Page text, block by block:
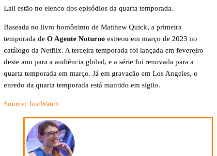
Lail estão no elenco dos episódios da quarta temporada.
Baseada no livro homônimo de Matthew Quick, a primeira
temporada de O Agente Noturno estreou em março de 2023 no
catálogo da Netflix. A terceira temporada foi lançada em fevereiro
deste ano para a audiência global, e a série foi renovada para a
quarta temporada em março. Já em gravação em Los Angeles, o
enredo da quarta temporada está mantido em sigilo.
Source: JustWatch